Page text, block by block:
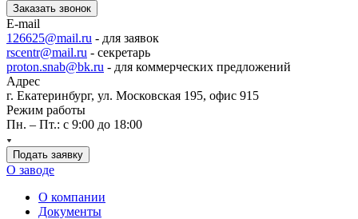
Заказать звонок
E-mail
126625@mail.ru - для заявок
rscentr@mail.ru - секретарь
proton.snab@bk.ru - для коммерческих предложений
Адрес
г. Екатеринбург, ул. Московская 195, офис 915
Режим работы
Пн. – Пт.: с 9:00 до 18:00
Подать заявку
О заводе
О компании
Документы